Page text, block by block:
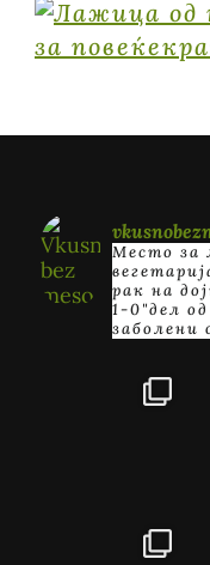
Место за
рак на
1-0"дел
заболени